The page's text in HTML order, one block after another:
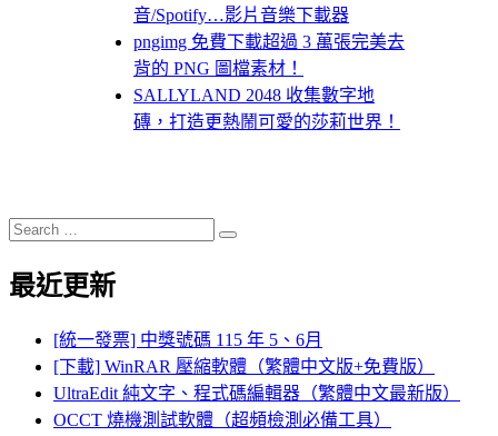
音/Spotify…影片音樂下載器
pngimg 免費下載超過 3 萬張完美去
背的 PNG 圖檔素材！
SALLYLAND 2048 收集數字地
磚，打造更熱鬧可愛的莎莉世界！
Search
for:
Search
最近更新
[統一發票] 中獎號碼 115 年 5、6月
[下載] WinRAR 壓縮軟體（繁體中文版+免費版）
UltraEdit 純文字、程式碼編輯器（繁體中文最新版）
OCCT 燒機測試軟體（超頻檢測必備工具）